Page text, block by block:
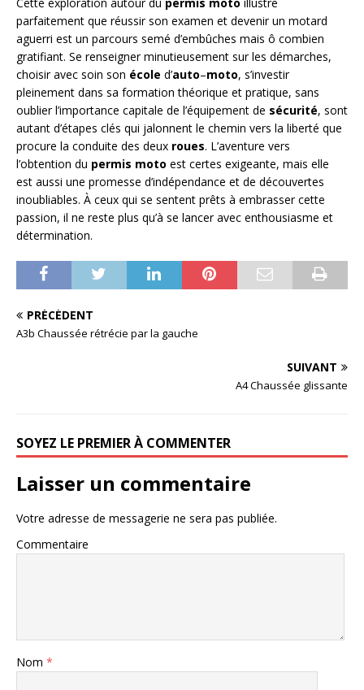
parfaitement que réussir son examen et devenir un motard
aguerri est un parcours semé d’embûches mais ô combien
gratifiant. Se renseigner minutieusement sur les démarches,
choisir avec soin son école d’auto–moto, s’investir
pleinement dans sa formation théorique et pratique, sans
oublier l’importance capitale de l’équipement de sécurité, sont
autant d’étapes clés qui jalonnent le chemin vers la liberté que
procure la conduite des deux roues. L’aventure vers
l’obtention du permis moto est certes exigeante, mais elle
est aussi une promesse d’indépendance et de découvertes
inoubliables. À ceux qui se sentent prêts à embrasser cette
passion, il ne reste plus qu’à se lancer avec enthousiasme et
détermination.
PRÉCÉDENT
A3b Chaussée rétrécie par la gauche
SUIVANT
A4 Chaussée glissante
SOYEZ LE PREMIER À COMMENTER
Laisser un commentaire
Votre adresse de messagerie ne sera pas publiée.
Commentaire
Nom *